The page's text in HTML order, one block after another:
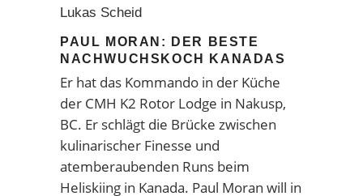
Lukas Scheid
PAUL MORAN: DER BESTE
NACHWUCHSKOCH KANADAS
Er hat das Kommando in der Küche
der CMH K2 Rotor Lodge in Nakusp,
BC. Er schlägt die Brücke zwischen
kulinarischer Finesse und
atemberaubenden Runs beim
Heliskiing in Kanada. Paul Moran will in